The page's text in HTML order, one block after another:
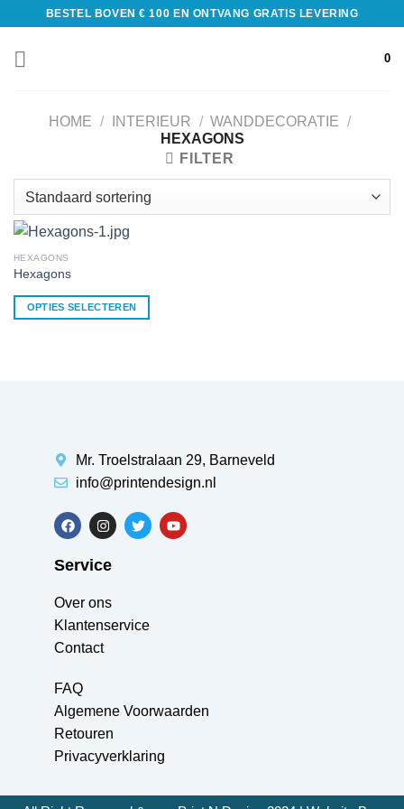
BESTEL BOVEN € 100 EN ONTVANG GRATIS LEVERING
0
HOME / INTERIEUR / WANDDECORATIE /
HEXAGONS
FILTER
HEXAGONS
Hexagons
OPTIES SELECTEREN
Mr. Troelstralaan 29, Barneveld
info@printendesign.nl
Service
Over ons
Klantenservice
Contact
FAQ
Algemene Voorwaarden
Retouren
Privacyverklaring